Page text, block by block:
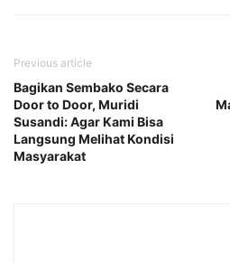
Previous article
Bagikan Sembako Secara
Door to Door, Muridi
Susandi: Agar Kami Bisa
Langsung Melihat Kondisi
Masyarakat